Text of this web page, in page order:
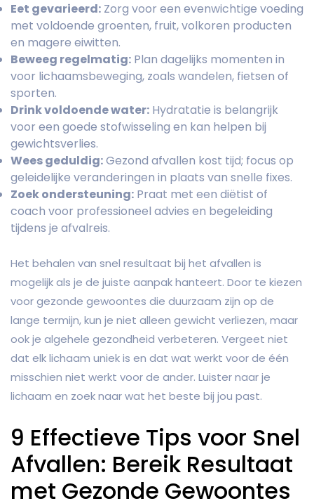
Eet gevarieerd: Zorg voor een evenwichtige voeding
met voldoende groenten, fruit, volkoren producten
en magere eiwitten.
Beweeg regelmatig: Plan dagelijks momenten in
voor lichaamsbeweging, zoals wandelen, fietsen of
sporten.
Drink voldoende water: Hydratatie is belangrijk
voor een goede stofwisseling en kan helpen bij
gewichtsverlies.
Wees geduldig:Gezond afvallen kost tijd; focus op
geleidelijke veranderingen in plaats van snelle fixes.
Zoek ondersteuning: Praat met een diëtist of
coach voor professioneel advies en begeleiding
tijdens je afvalreis.
Het behalen van snel resultaat bij het afvallen is
mogelijk als je de juiste aanpak hanteert. Door te kiezen
voor gezonde gewoontes die duurzaam zijn op de
lange termijn, kun je niet alleen gewicht verliezen, maar
ook je algehele gezondheid verbeteren. Vergeet niet
dat elk lichaam uniek is en dat wat werkt voor de één
misschien niet werkt voor de ander. Luister naar je
lichaam en zoek naar wat het beste bij jou past.
9 Effectieve Tips voor Snel
Afvallen: Bereik Resultaat
met Gezonde Gewoontes